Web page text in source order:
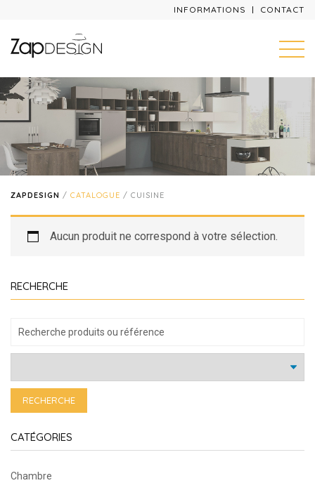
INFORMATIONS CONTACT
ZAPDESIGN / CATALOGUE / CUISINE
RECHERCHE
RECHERCHE
CATÉGORIES
Chambre
Aucun produit ne correspond à votre sélection.